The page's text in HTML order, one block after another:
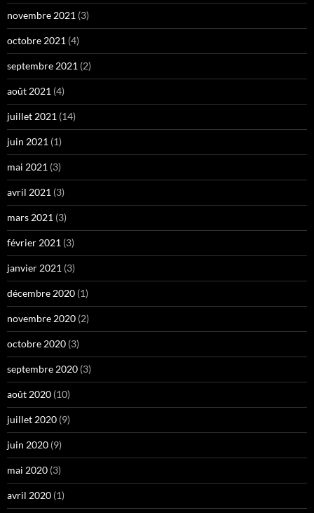
novembre 2021 (3)
octobre 2021 (4)
septembre 2021 (2)
août 2021 (4)
juillet 2021 (14)
juin 2021 (1)
mai 2021 (3)
avril 2021 (3)
mars 2021 (3)
février 2021 (3)
janvier 2021 (3)
décembre 2020 (1)
novembre 2020 (2)
octobre 2020 (3)
septembre 2020 (3)
août 2020 (10)
juillet 2020 (9)
juin 2020 (9)
mai 2020 (3)
avril 2020 (1)